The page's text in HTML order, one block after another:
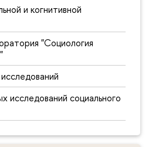
и когнитивной
"Социология
исследований социального